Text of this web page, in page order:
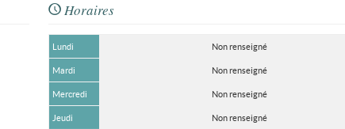
Horaires
Lundi Non renseigné
Mardi Non renseigné
Mercredi Non renseigné
Jeudi Non renseigné